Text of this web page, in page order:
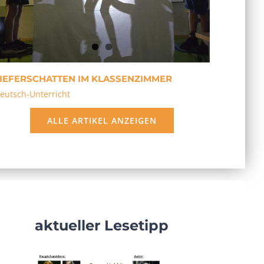
IM KLASSENZIMMER
Unterricht
ALLE ARTIKEL ANZEIGEN
aktueller Lesetipp